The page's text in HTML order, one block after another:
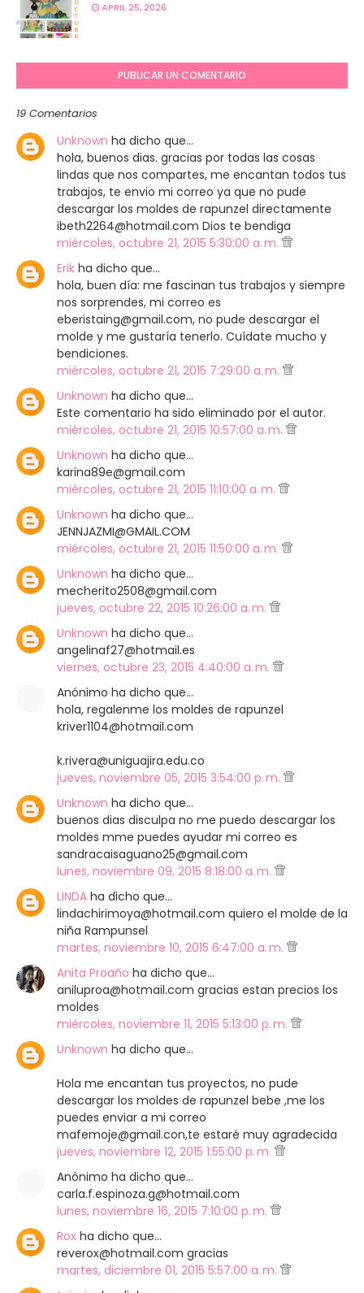
APRIL 25, 2026
PUBLICAR UN COMENTARIO
19 Comentarios
Unknown ha dicho que…
hola, buenos dias. gracias por todas las cosas
lindas que nos compartes, me encantan todos tus
trabajos, te envio mi correo ya que no pude
descargar los moldes de rapunzel directamente
ibeth2264@hotmail.com Dios te bendiga
miércoles, octubre 21, 2015 5:30:00 a. m.
Erik ha dicho que…
hola, buen día: me fascinan tus trabajos y siempre
nos sorprendes, mi correo es
eberistaing@gmail.com, no pude descargar el
molde y me gustaría tenerlo. Cuídate mucho y
bendiciones.
miércoles, octubre 21, 2015 7:29:00 a. m.
Unknown ha dicho que…
Este comentario ha sido eliminado por el autor.
miércoles, octubre 21, 2015 10:57:00 a. m.
Unknown ha dicho que…
karina89e@gmail.com
miércoles, octubre 21, 2015 11:10:00 a. m.
Unknown ha dicho que…
JENNJAZMI@GMAIL.COM
miércoles, octubre 21, 2015 11:50:00 a. m.
Unknown ha dicho que…
mecherito2508@gmail.com
jueves, octubre 22, 2015 10:26:00 a. m.
Unknown ha dicho que…
angelinaf27@hotmail.es
viernes, octubre 23, 2015 4:40:00 a. m.
Anónimo ha dicho que…
hola, regalenme los moldes de rapunzel
kriver1104@hotmail.com
k.rivera@uniguajira.edu.co
jueves, noviembre 05, 2015 3:54:00 p. m.
Unknown ha dicho que…
buenos dias disculpa no me puedo descargar los
moldes mme puedes ayudar mi correo es
sandracaisaguano25@gmail.com
lunes, noviembre 09, 2015 8:18:00 a. m.
LINDA ha dicho que…
lindachirimoya@hotmail.com quiero el molde de la
niña Rampunsel
martes, noviembre 10, 2015 6:47:00 a. m.
Anita Proaño ha dicho que…
aniluproa@hotmail.com gracias estan precios los
moldes
miércoles, noviembre 11, 2015 5:13:00 p. m.
Unknown ha dicho que…
Hola me encantan tus proyectos, no pude
descargar los moldes de rapunzel bebe ,me los
puedes enviar a mi correo
mafemoje@gmail.con,te estaré muy agradecida
jueves, noviembre 12, 2015 1:55:00 p. m.
Anónimo ha dicho que…
carla.f.espinoza.g@hotmail.com
lunes, noviembre 16, 2015 7:10:00 p. m.
Rox ha dicho que…
reverox@hotmail.com gracias
martes, diciembre 01, 2015 5:57:00 a. m.